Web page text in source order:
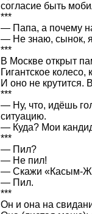
согласие быть
***
— Папа, а почему
— Не знаю, сынок, я
***
В Москве открыт
Гигантское колесо,
И оно не крутится.
***
— Ну, что, идёшь
ситуацию.
— Куда? Мои
***
— Пил?
— Не пил!
— Скажи «Касым-
— Пил.
***
Он и она на